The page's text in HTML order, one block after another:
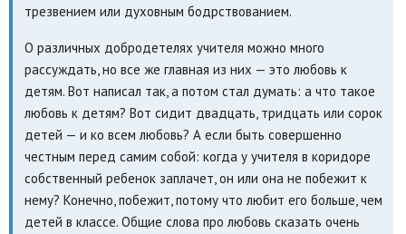
трезвением или духовным бодрствованием.
О различных добродетелях учителя можно много
рассуждать, но все же главная из них — это любовь к
детям. Вот написал так, а потом стал думать: а что такое
любовь к детям? Вот сидит двадцать, тридцать или сорок
детей — и ко всем любовь? А если быть совершенно
честным перед самим собой: когда у учителя в коридоре
собственный ребенок заплачет, он или она не побежит к
нему? Конечно, побежит, потому что любит его больше, чем
детей в классе. Общие слова про любовь сказать очень